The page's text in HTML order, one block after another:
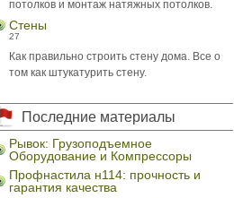
потолков и монтаж натяжных потолков.
Стены
27
Как правильно строить стену дома. Все о
том как штукатурить стену.
Последние материалы
Рывок: Грузоподъемное
Оборудование и Компрессоры
Профнастила н114: прочность и
гарантия качества